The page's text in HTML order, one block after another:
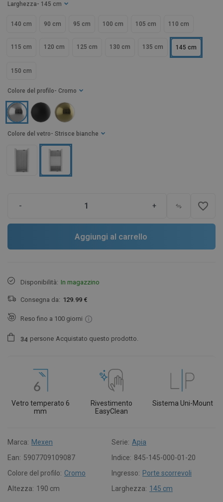
Larghezza - 145 cm
90 cm 95 cm 100 cm 105 cm 110 cm
115 cm 120 cm 125 cm 130 cm 135 cm
140 cm
145 cm
150 cm
Colore del vetro - Strisce bianche
Colore del profilo - Cromo
- + favorite_border
Aggiungi al carrello
Disponibilità: In magazzino
Consegna da: 129.99 €
Reso fino a 100 giorni
34 persone Acquistato questo prodotto.
Vetro temperato 6
mm
Rivestimento
EasyClean
Sistema Uni-Mount
Marca: Mexen Serie: Apia
Ean: 5907709109087 Indice: 845-145-000-01-20
Colore del profilo: Cromo Ingresso: Porte scorrevoli
Altezza: 190 cm Larghezza: 145 cm